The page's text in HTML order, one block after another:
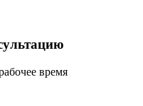
время